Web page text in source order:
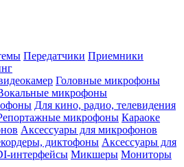
Передатчики Приемники
Головные микрофоны
микрофоны
Для кино, радио, телевидения
микрофоны Караоке
Аксессуары для микрофонов
диктофоны Аксессуары для
интерфейсы Микшеры Мониторы